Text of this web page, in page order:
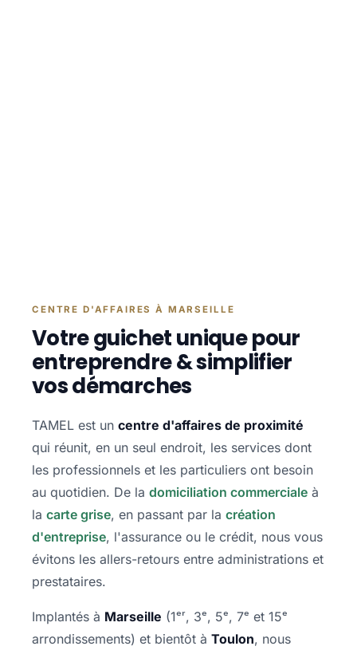
CENTRE D'AFFAIRES À MARSEILLE
Votre guichet unique pour
entreprendre & simplifier
vos démarches
TAMEL est un centre d'affaires de proximité
qui réunit, en un seul endroit, les services dont
les professionnels et les particuliers ont besoin
au quotidien. De la domiciliation commerciale à
la carte grise, en passant par la création
d'entreprise, l'assurance ou le crédit, nous vous
évitons les allers-retours entre administrations et
prestataires.
Implantés à Marseille (1ᵉʳ, 3ᵉ, 5ᵉ, 7ᵉ et 15ᵉ
arrondissements) et bientôt à Toulon, nous